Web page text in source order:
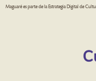
Maguaré es parte de la Estrategia Digital de